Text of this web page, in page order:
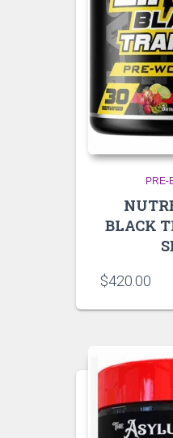
PRE-
BLACK
$420.00